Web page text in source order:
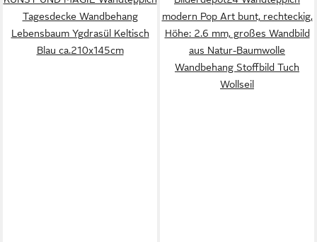
Tagesdecke Wandbehang
Lebensbaum Ygdrasül Keltisch
Blau ca.210x145cm
modern Pop Art bunt, rechteckig,
Höhe: 2.6 mm, großes Wandbild
aus Natur-Baumwolle
Wandbehang Stoffbild Tuch
Wollseil